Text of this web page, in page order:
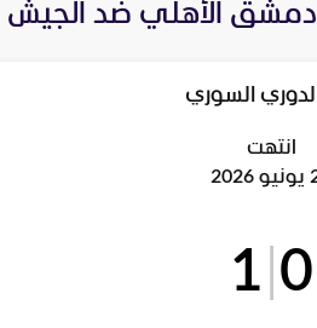
دمشق الأهلي ضد الجيش
الدوري السوري
انتهت
0
1